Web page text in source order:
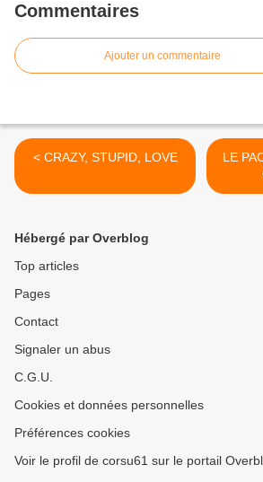
Commentaires
Ajouter un commentaire
< CRAZY, STUPID, LOVE
LE
Hébergé par Overblog
Top articles
Pages
Contact
Signaler un abus
C.G.U.
Cookies et données personnelles
Préférences cookies
Voir le profil de corsu61 sur le portail